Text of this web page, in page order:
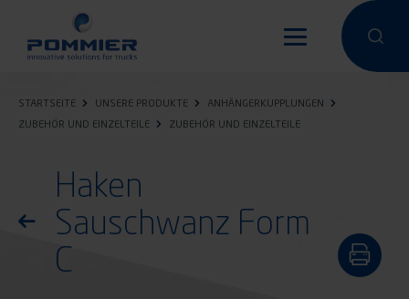
Inhalt
Eine
Eine
STARTSEITE UNSERE PRODUKTE
ANHÄNGERKUPPLUNGEN
ZUBEHÖR UND EINZELTEILE
ZUBEHÖR UND EINZELTEILE
Zurück zur Produktliste
Haken
Sauschwanz Form
C